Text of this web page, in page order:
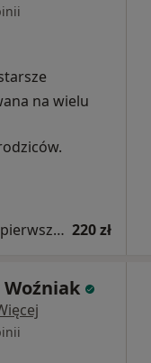
na wielu
Konsultacja fizjoterapeutyczna (pierwsza wizyta) 220 zł